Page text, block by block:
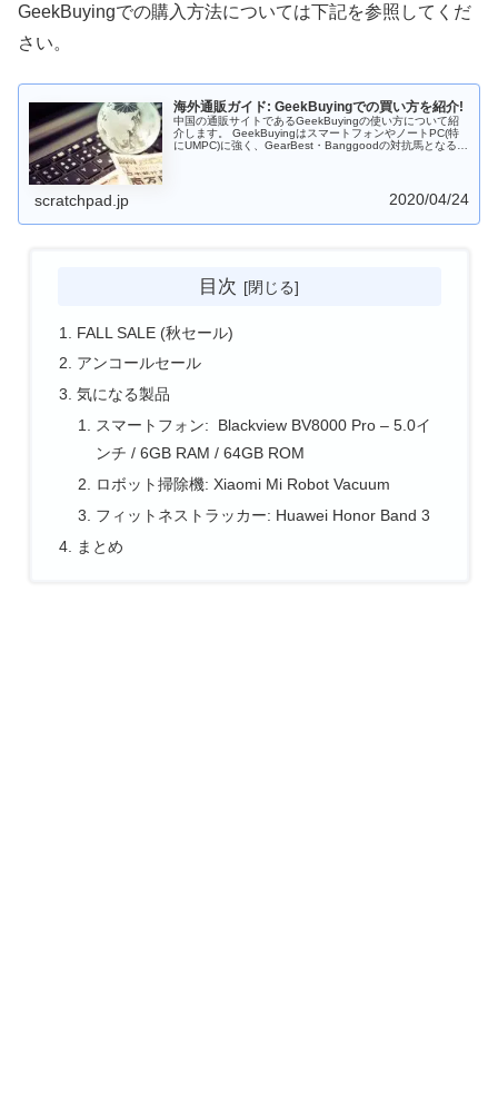
GeekBuyingでの購入方法については下記を参照してくだ
さい。
海外通販ガイド: GeekBuyingでの買い方を紹介!
中国の通販サイトであるGeekBuyingの使い方について紹
介します。 GeekBuyingはスマートフォンやノートPC(特
にUMPC)に強く、GearBest・Banggoodの対抗馬となるサ
scratchpad.jp 2020/04/24
目次
FALL SALE (秋セール)
アンコールセール
気になる製品
スマートフォン: Blackview BV8000 Pro – 5.0イ
ンチ / 6GB RAM / 64GB ROM
ロボット掃除機: Xiaomi Mi Robot Vacuum
フィットネストラッカー: Huawei Honor Band 3
まとめ